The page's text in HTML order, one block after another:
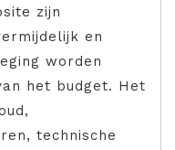
zijn
en
worden
het budget. Het
technische